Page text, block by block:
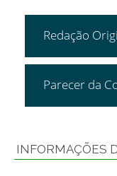
Redação
Parecer da
INFORMAÇÕES